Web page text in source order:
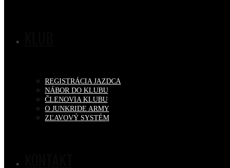
REGISTRÁCIA JAZDCA
NÁBOR DO KLUBU
ČLENOVIA KLUBU
O JUNKRIDE ARMY
ZĽAVOVÝ SYSTÉM